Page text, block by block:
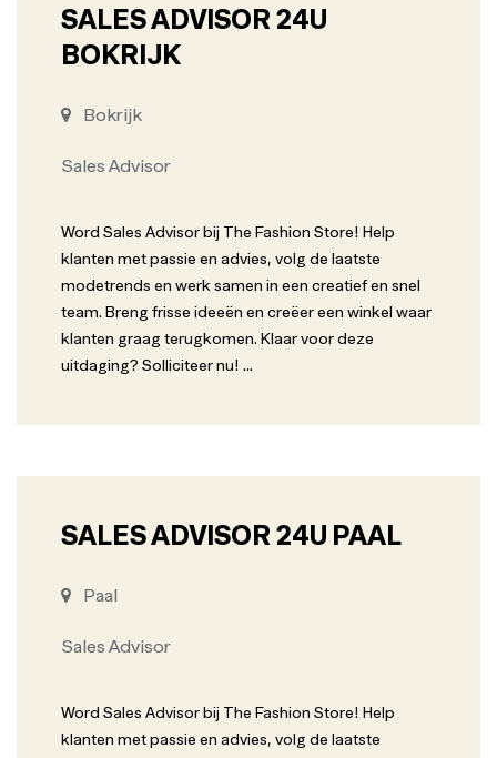
SALES ADVISOR 24U
BOKRIJK
Bokrijk
Sales Advisor
Word Sales Advisor bij The Fashion Store! Help
klanten met passie en advies, volg de laatste
modetrends en werk samen in een creatief en snel
team. Breng frisse ideeën en creëer een winkel waar
klanten graag terugkomen. Klaar voor deze
uitdaging? Solliciteer nu! ...
SALES ADVISOR 24U PAAL
Paal
Sales Advisor
Word Sales Advisor bij The Fashion Store! Help
klanten met passie en advies, volg de laatste